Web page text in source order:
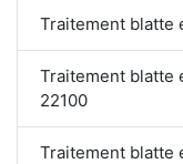
Traitement blatte
Traitement blatte
22100
Traitement blatte